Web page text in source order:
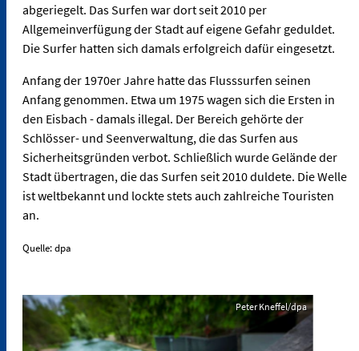
abgeriegelt. Das Surfen war dort seit 2010 per
Allgemeinverfügung der Stadt auf eigene Gefahr geduldet.
Die Surfer hatten sich damals erfolgreich dafür eingesetzt.
Anfang der 1970er Jahre hatte das Flusssurfen seinen
Anfang genommen. Etwa um 1975 wagen sich die Ersten in
den Eisbach - damals illegal. Der Bereich gehörte der
Schlösser- und Seenverwaltung, die das Surfen aus
Sicherheitsgründen verbot. Schließlich wurde Gelände der
Stadt übertragen, die das Surfen seit 2010 duldete. Die Welle
ist weltbekannt und lockte stets auch zahlreiche Touristen
an.
Quelle: dpa
Peter Kneffel/dpa